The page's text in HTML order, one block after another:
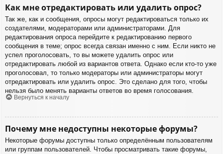
Как мне отредактировать или удалить опрос?
Так же, как и сообщения, опросы могут редактироваться только их
создателями, модераторами или администраторами. Для
редактирования опроса перейдите к редактированию первого
сообщения в теме; опрос всегда связан именно с ним. Если никто не
успел проголосовать, то вы можете удалить опрос или
отредактировать любой из вариантов ответа. Однако если кто-то уже
проголосовал, то только модераторы или администраторы могут
отредактировать или удалить опрос. Это сделано для того, чтобы
нельзя было менять варианты ответов во время голосования.
Вернуться к началу
Почему мне недоступны некоторые форумы?
Некоторые форумы доступны только определённым пользователям
или группам пользователей. Чтобы просматривать такие форумы,